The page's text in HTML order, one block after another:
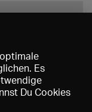
Speichern
Es
Du Cookies